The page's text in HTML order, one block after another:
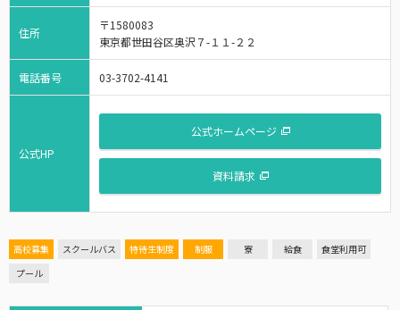
住所
〒1580083
東京都世田谷区奥沢７-１１-２２
電話番号 03-3702-4141
公式HP
公式ホームページ
資料請求
高校募集 スクールバス 特待生制度 制服 寮 給食
食堂利用可
プール